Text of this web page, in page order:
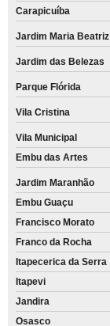
Carapicuíba
Jardim Maria Beatriz
Jardim das Belezas
Parque Flórida
Vila Cristina
Vila Municipal
Embu das Artes
Jardim Maranhão
Embu Guaçu
Francisco Morato
Franco da Rocha
Itapecerica da Serra
Itapevi
Jandira
Osasco